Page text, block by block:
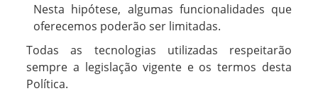
Nesta hipótese, algumas funcionalidades que
oferecemos poderão ser limitadas.
Todas as tecnologias utilizadas respeitarão
sempre a legislação vigente e os termos desta
Política.